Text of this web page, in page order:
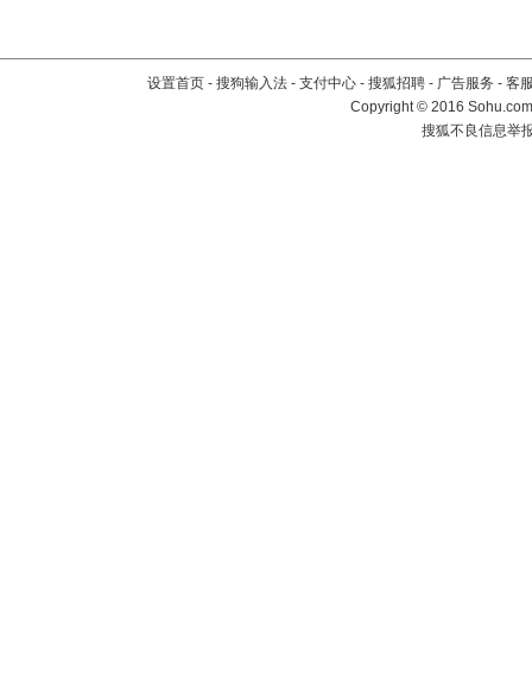
设置首页 - 搜狗输入法 - 支付中心 - 搜狐招聘 - 广告服务 - 客
Copyright©2016
搜狐不良信息举